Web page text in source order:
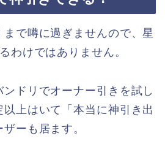
で噂に過ぎませんので、星
わけではありません。
ドリでオーナー引きを試し
上はいて「本当に神引き出
ーも居ます。